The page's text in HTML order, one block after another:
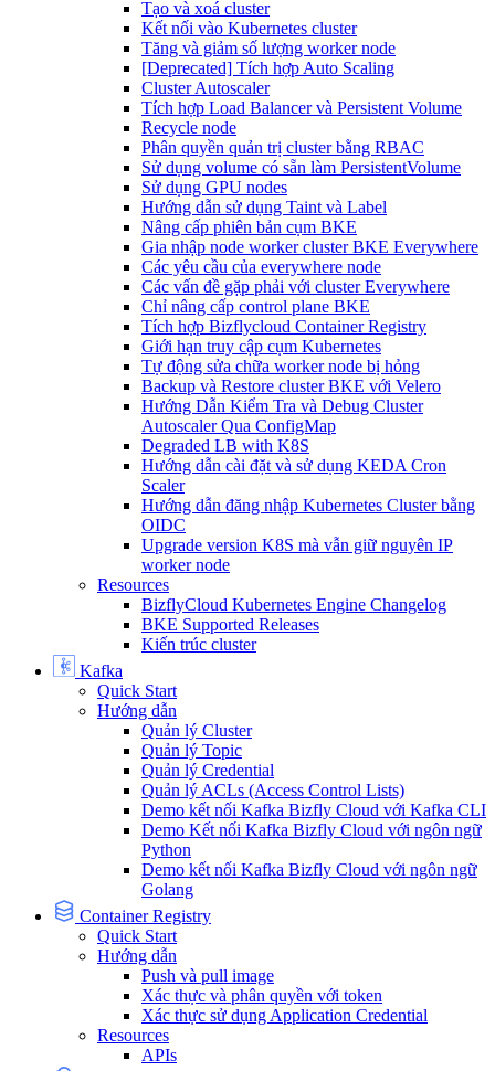
Tạo và xoá cluster
Kết nối vào Kubernetes cluster
Tăng và giảm số lượng worker node
[Deprecated] Tích hợp Auto Scaling
Cluster Autoscaler
Tích hợp Load Balancer và Persistent Volume
Recycle node
Phân quyền quản trị cluster bằng RBAC
Sử dụng volume có sẵn làm PersistentVolume
Sử dụng GPU nodes
Hướng dẫn sử dụng Taint và Label
Nâng cấp phiên bản cụm BKE
Gia nhập node worker cluster BKE Everywhere
Các yêu cầu của everywhere node
Các vấn đề gặp phải với cluster Everywhere
Chỉ nâng cấp control plane BKE
Tích hợp Bizflycloud Container Registry
Giới hạn truy cập cụm Kubernetes
Tự động sửa chữa worker node bị hỏng
Backup và Restore cluster BKE với Velero
Hướng Dẫn Kiểm Tra và Debug Cluster
Autoscaler Qua ConfigMap
Degraded LB with K8S
Hướng dẫn cài đặt và sử dụng KEDA Cron
Scaler
Hướng dẫn đăng nhập Kubernetes Cluster bằng
OIDC
Upgrade version K8S mà vẫn giữ nguyên IP
worker node
Resources
BizflyCloud Kubernetes Engine Changelog
BKE Supported Releases
Kiến trúc cluster
Kafka
Quick Start
Hướng dẫn
Quản lý Cluster
Quản lý Topic
Quản lý Credential
Quản lý ACLs (Access Control Lists)
Demo kết nối Kafka Bizfly Cloud với Kafka CLI
Demo Kết nối Kafka Bizfly Cloud với ngôn ngữ
Python
Demo kết nối Kafka Bizfly Cloud với ngôn ngữ
Golang
Container Registry
Quick Start
Hướng dẫn
Push và pull image
Xác thực và phân quyền với token
Xác thực sử dụng Application Credential
Resources
APIs